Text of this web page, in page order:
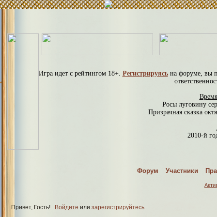
Форум Участники
Игра идет с рейтингом 18+. Регистрируясьна форуме, вы
Росы луговину
Призрачная сказка
2010-й
Привет, Гость! Войдите или зарегистрируйтесь